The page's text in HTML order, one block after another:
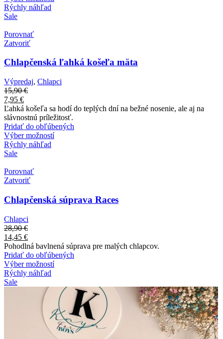
Rýchly náhľad
Sale
Porovnať
Zatvoriť
Chlapčenská ľahká košeľa mäta
Výpredaj, Chlapci
15,90€
7,95 €
Ľahká košeľa sa hodí do teplých dní na bežné nosenie, ale aj na
slávnostnú príležitosť.
Pridať do obľúbených
Výber možností
Rýchly náhľad
Sale
Porovnať
Zatvoriť
Chlapčenská súprava Races
Chlapci
28,90€
14,45 €
Pohodlná bavlnená súprava pre malých chlapcov.
Pridať do obľúbených
Výber možností
Rýchly náhľad
Sale